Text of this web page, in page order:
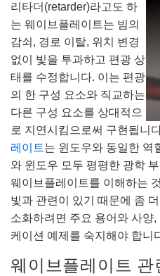
Coated Optics
품
Slides
Objectives
Micrometers
and Advanced Photography
Cameras™
and Optomechanics
Cameras
Standards
Detection
제품생산
Tomography
Systems
Detection
제품생산
and Detection
Production
and Detection
Production
리타더(retarder)라고도 하
는 웨이브플레이트는 빔의
감쇠, 경로 이탈, 위치 변경
없이 빛을 투과하고 편광 상
태를 수정합니다. 이는 편광
의 한 구성 요소와 직교하는
다른 구성 요소를 상대적으
로 지연시킴으로써 구현됩니
레이트는 윈도우와 동일한 역
와 윈도우 모두 평평한 광학
웨이브플레이트를 이해하는
빛과 관련이 있기 때문에 좀
소화하려면 주요 용어와 사양,
케이션 예제를 숙지해야 합니
웨이브플레이트